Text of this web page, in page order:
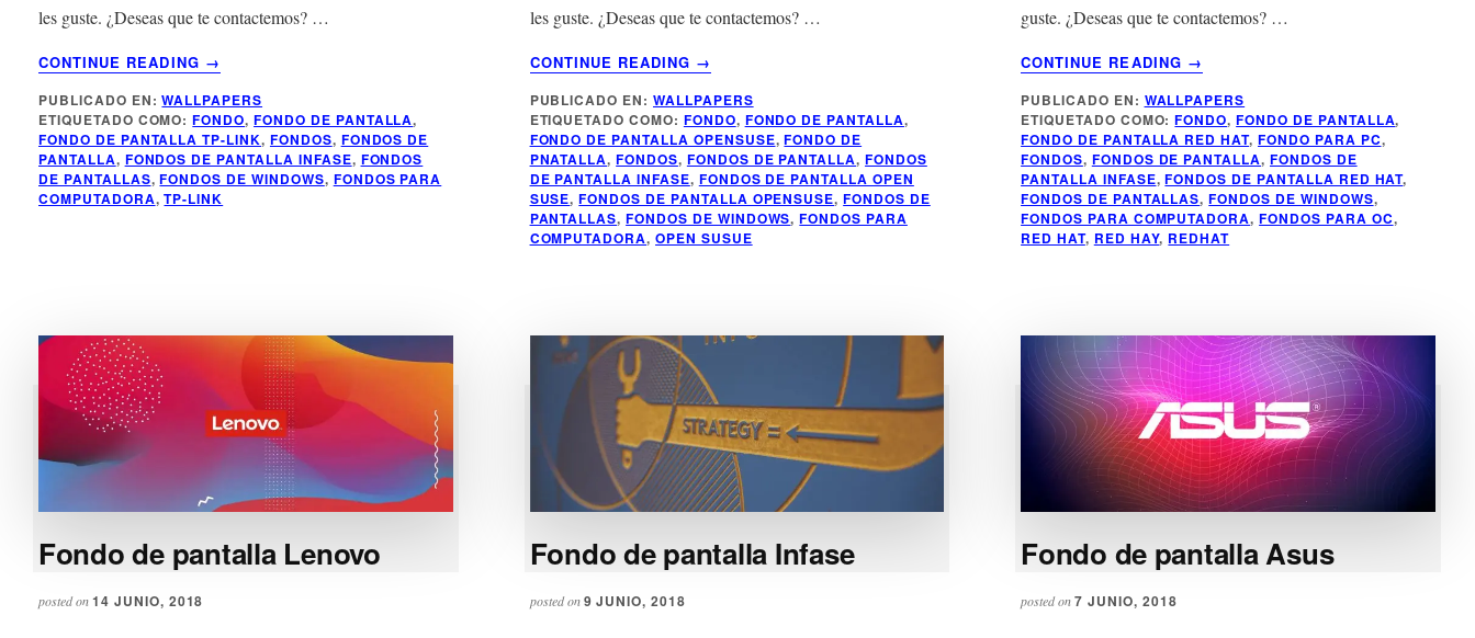
les guste. ¿Deseas que te contactemos? …
CONTINUE READING
ACERCA
DE
FONDO
DE
PANTALLA
TP-
LINK
→
PUBLICADO EN:WALLPAPERS
ETIQUETADO COMO:FONDO,FONDO DE PANTALLA,
FONDO DE PANTALLA TP-LINK, FONDOS, FONDOS DE
PANTALLA, FONDOS DE PANTALLA INFASE, FONDOS
DE PANTALLAS,FONDOS DE WINDOWS, FONDOS PARA
COMPUTADORA,TP-LINK
les guste. ¿Deseas que te contactemos? …
CONTINUE READING
ACERCA
DE
FONDO
DE
PANTALLA
OPENSUSE
→
PUBLICADO EN: WALLPAPERS
ETIQUETADO COMO: FONDO, FONDO DE PANTALLA,
FONDO DE PANTALLA OPENSUSE,FONDO DE
PNATALLA,FONDOS, FONDOS DE PANTALLA,FONDOS
DE PANTALLA INFASE, FONDOS DE PANTALLA OPEN
SUSE,FONDOS DE PANTALLA OPENSUSE,FONDOS DE
PANTALLAS,FONDOS DE WINDOWS,FONDOS PARA
COMPUTADORA,OPEN SUSUE
guste. ¿Deseas que te contactemos? …
CONTINUE READING
ACERCA
DE
FONDO
DE
PANTALLA
RED
HAT
→
PUBLICADO EN: WALLPAPERS
ETIQUETADO COMO:FONDO,FONDO DE PANTALLA,
FONDO DE PANTALLA RED HAT,FONDO PARA PC,
FONDOS, FONDOS DE PANTALLA, FONDOS DE
PANTALLA INFASE,FONDOS DE PANTALLA RED HAT,
FONDOS DE PANTALLAS,FONDOS DE WINDOWS,
FONDOS PARA COMPUTADORA,FONDOS PARA OC,
RED HAT, RED HAY, REDHAT
Fondo de pantalla Lenovo
posted on14 JUNIO, 2018
Fondo de pantalla Infase
posted on9 JUNIO, 2018
Fondo de pantalla Asus
posted on7 JUNIO, 2018